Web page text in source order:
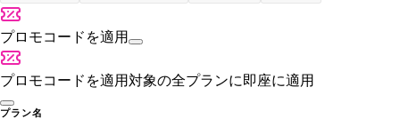
プロモコードを適用
プロモコードを適用対象の全プランに即座に適用
プラン名